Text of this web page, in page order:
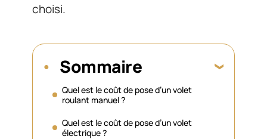
choisi.
Sommaire
Quel est le coût de pose d’un volet
roulant manuel ?
Quel est le coût de pose d’un volet
électrique ?